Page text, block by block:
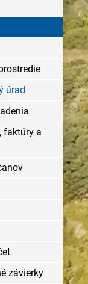
úrad
faktúry a
závierky